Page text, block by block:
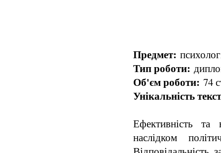
Предмет:
Тип роботи:
Об'єм роботи: 74
Унікальність
Ефективність
наслідком